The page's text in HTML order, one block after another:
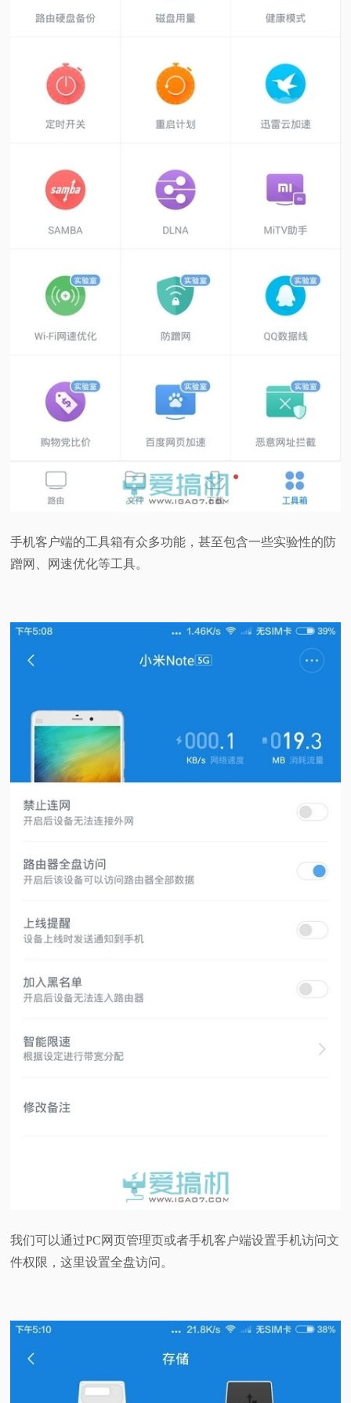
手机客户端的工具箱有众多功能，甚至包含一些实验性的防
蹭网、网速优化等工具。
我们可以通过PC网页管理页或者手机客户端设置手机访问文
件权限，这里设置全盘访问。